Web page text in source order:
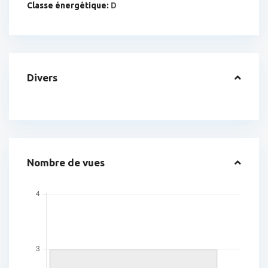
Classe énergétique: D
Divers
Nombre de vues